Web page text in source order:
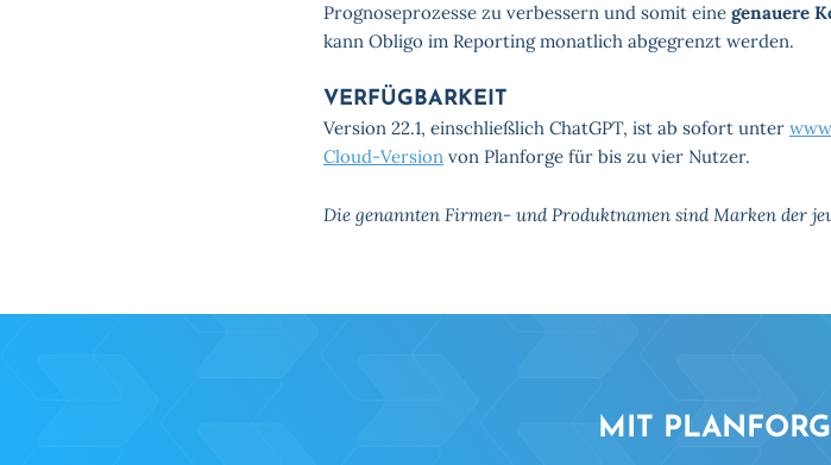
Prognoseprozesse zu verbessern und somit eine genauere
kann Obligo im Reporting monatlich abgegrenzt werden.
VERFÜGBARKEIT
Version 22.1, einschließlich ChatGPT, ist ab sofort unter
Cloud-Version von Planforge für bis zu vier Nutzer.
Die genannten Firmen- und Produktnamen sind Marken der
MIT